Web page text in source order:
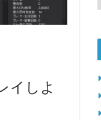
イしよ
イ